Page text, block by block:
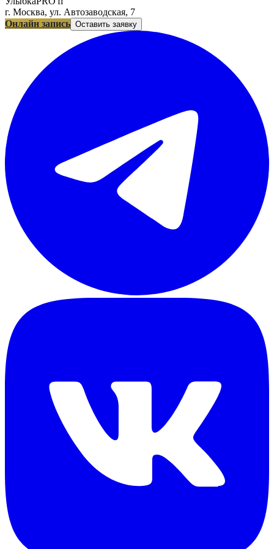
г. Москва, ул. Автозаводская, 7
Онлайн запись Оставить заявку